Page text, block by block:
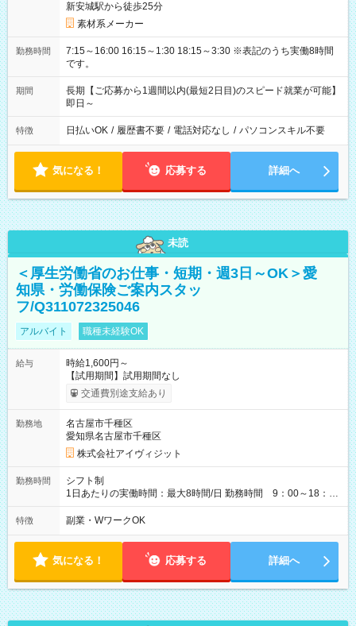
新安城駅から徒歩25分
素材系メーカー
勤務時間
7:15～16:00 16:15～1:30 18:15～3:30 ※表記のうち実働8時間
です。
期間
長期【ご応募から1週間以内(最短2日目)のスピード就業が可能】
即日～
特徴 日払いOK / 履歴書不要 / 電話対応なし / パソコンスキル不要
気になる！ 応募する 詳細へ
未読
＜厚生労働省のお仕事・短期・週3日～OK＞愛
知県・労働保険ご案内スタッ
フ/Q311072325046
アルバイト 職種未経験OK
給与
時給1,600円～
【試用期間】試用期間なし
交通費別途支給あり
勤務地
名古屋市千種区
愛知県名古屋市千種区
株式会社アイヴィジット
勤務時間
シフト制
1日あたりの実働時間：最大8時間/日 勤務時間 9：00～18：
00(実働8h、休憩1h) 土日祝含む週3日～OK、シフト制 ※もちろ
ん週5日勤務もOK♪ 勤務期間：2026年8月12日～9月9日※リスト
特徴 副業・WワークOK
気になる！ 応募する 詳細へ